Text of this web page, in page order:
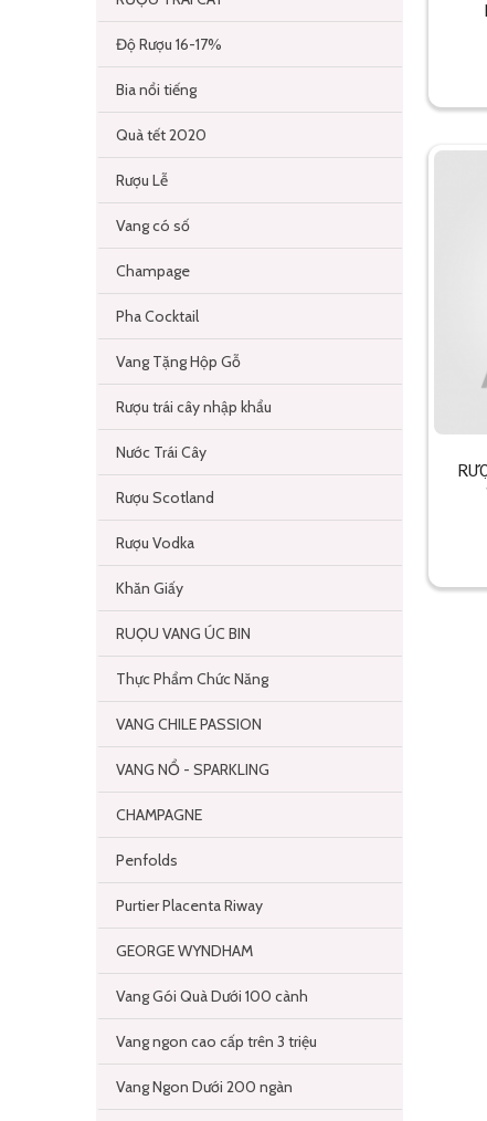
Độ Rượu 16-17%
Bia nổi tiếng
Quà tết 2020
Rượu Lễ
Vang có số
Champage
Pha Cocktail
Vang Tặng Hộp Gỗ
Rượu trái cây nhập khẩu
Nước Trái Cây
Rượu Scotland
Rượu Vodka
Khăn Giấy
RUỌU VANG ÚC BIN
Thực Phẩm Chức Năng
VANG CHILE PASSION
VANG NỔ - SPARKLING
CHAMPAGNE
Penfolds
Purtier Placenta Riway
GEORGE WYNDHAM
Vang Gói Quà Dưới 100 cành
Vang ngon cao cấp trên 3 triệu
Vang Ngon Dưới 200 ngàn